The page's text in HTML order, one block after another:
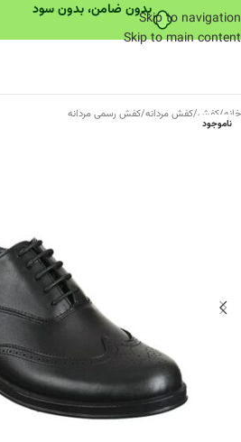
بدون ضامن، بدون سودSkip to navigation
Skip to main content
خانه/کفش/کفش مردانه/کفش رسمی مردانه
ناموجود